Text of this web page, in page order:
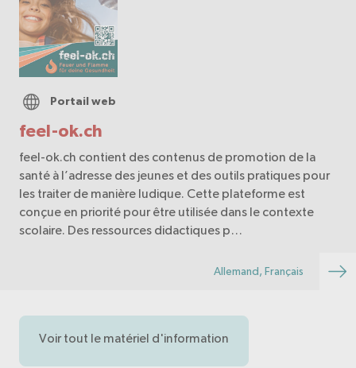
feel-ok.ch
Portail web
feel-ok.ch contient des contenus de promotion de la
santé à l’adresse des jeunes et des outils pratiques pour
les traiter de manière ludique. Cette plateforme est
conçue en priorité pour être utilisée dans le contexte
scolaire. Des ressources didactiques p…
Allemand, Français
Voir tout le matériel d'information